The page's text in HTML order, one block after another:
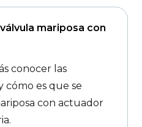
mariposa con
conocer las
cómo es que se
con actuador